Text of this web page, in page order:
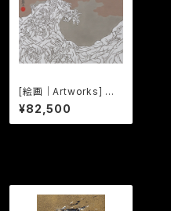
[絵画｜Artworks] 三
十三応現身波図 -明日
への精神- 16
¥82,500